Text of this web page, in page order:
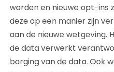
worden en nieuwe opt-ins
deze op een manier zijn
aan de nieuwe wetgeving.
de data verwerkt
borging van de data. Ook